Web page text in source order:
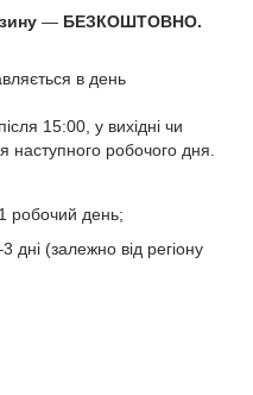
— БЕЗКОШТОВНО.
в день
15:00, у вихідні чи
наступного робочого дня.
робочий день;
(залежно від регіону